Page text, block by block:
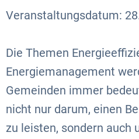
Veranstaltungsdatum:
Die Themen
Energiemanagement
Gemeinden immer
nicht nur darum, einen
zu leisten, sondern auch